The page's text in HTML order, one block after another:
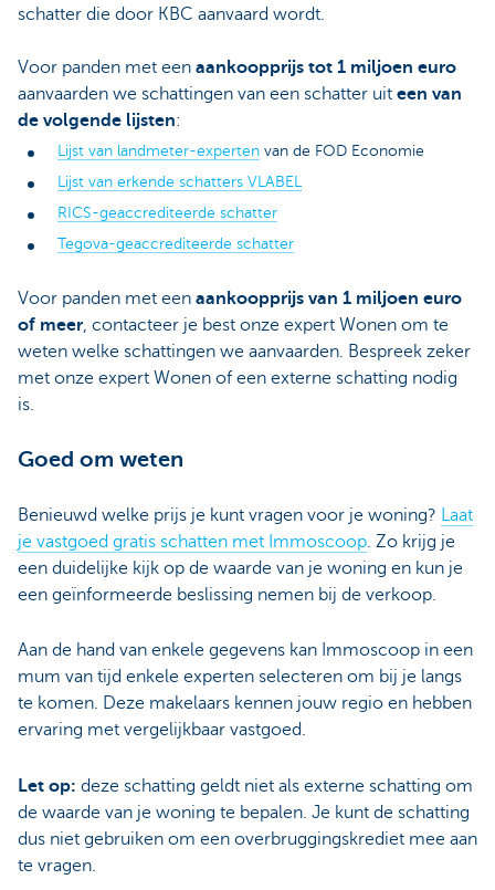
schatter die door KBC aanvaard wordt.
Voor panden met een aankoopprijs tot 1 miljoen euro
aanvaarden we schattingen van een schatter uit een van
de volgende lijsten:
Lijst van landmeter-experten van de FOD Economie
Lijst van erkende schatters VLABEL
RICS-geaccrediteerde schatter
Tegova-geaccrediteerde schatter
Voor panden met een aankoopprijs van 1 miljoen euro
of meer, contacteer je best onze expert Wonen om te
weten welke schattingen we aanvaarden. Bespreek zeker
met onze expert Wonen of een externe schatting nodig
is.
Goed om weten
Benieuwd welke prijs je kunt vragen voor je woning? Laat
je vastgoed gratis schatten met Immoscoop. Zo krijg je
een duidelijke kijk op de waarde van je woning en kun je
een geïnformeerde beslissing nemen bij de verkoop.
Aan de hand van enkele gegevens kan Immoscoop in een
mum van tijd enkele experten selecteren om bij je langs
te komen. Deze makelaars kennen jouw regio en hebben
ervaring met vergelijkbaar vastgoed.
Let op: deze schatting geldt niet als externe schatting om
de waarde van je woning te bepalen. Je kunt de schatting
dus niet gebruiken om een overbruggingskrediet mee aan
te vragen.